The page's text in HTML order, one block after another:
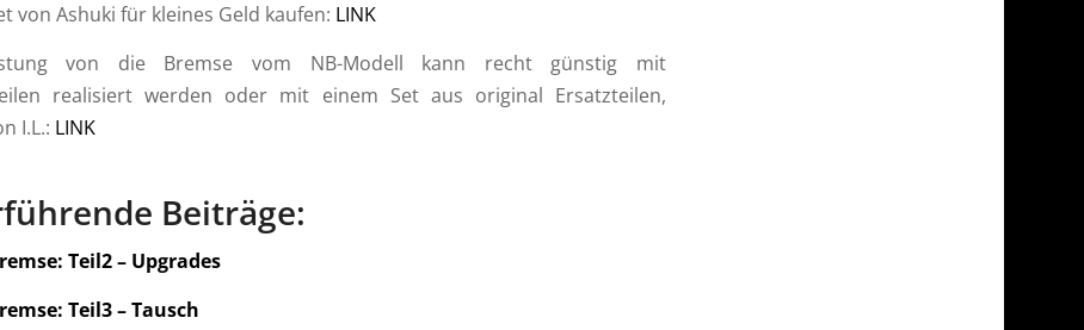
von Ashuki für kleines Geld kaufen: LINK
von die Bremse vom NB-Modell kann recht günstig mit
realisiert werden oder mit einem Set aus original Ersatzteilen,
I.L.: LINK
Beiträge:
Teil2 – Upgrades
Teil3 – Tausch